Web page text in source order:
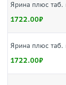
Ярина плюс
1722.00
Ярина плюс
1722.00